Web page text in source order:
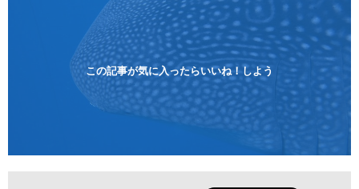
ンペーン！！￥16800 ￥11800(税込) 器材 / 送迎 / 保
険 / 全て込み ダイビングがはじめての方や初心者でも
気軽に体験できる半日のコース。沖縄本島のビーチか
らのんびりダイビングを楽しめます...
この記事が気に入ったらいいね！しよう